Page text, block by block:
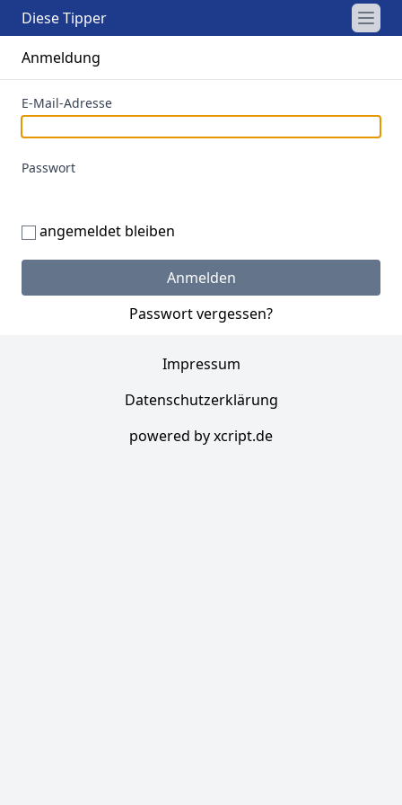
Diese Tipper
Anmeldung
E-Mail-Adresse
Passwort
angemeldet bleiben
Anmelden
Passwort vergessen?
Impressum
Datenschutzerklärung
powered by xcript.de